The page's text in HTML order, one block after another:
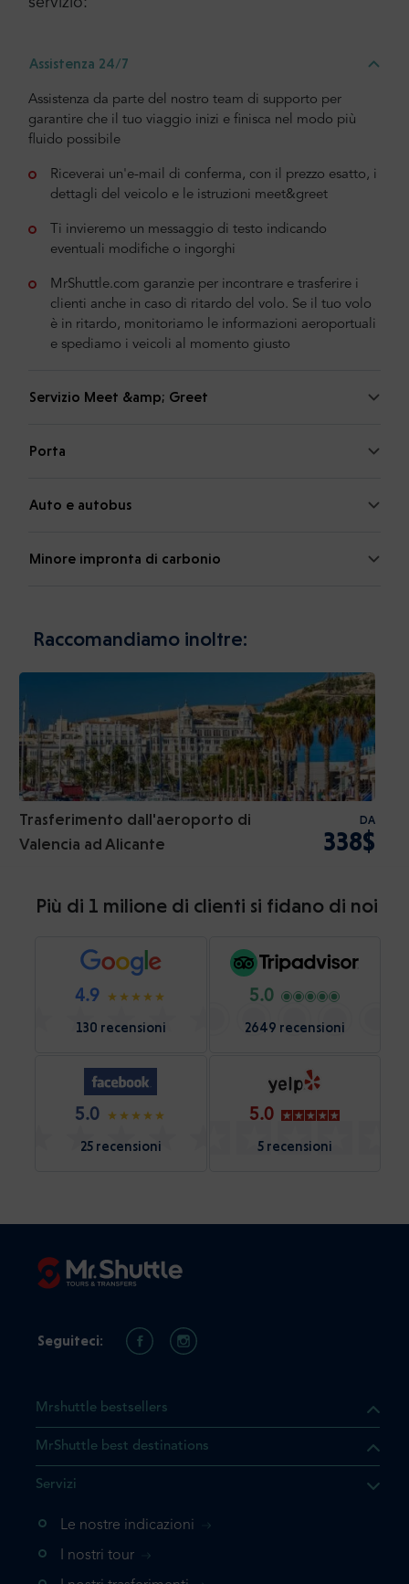
Assistenza 24/7
Assistenza da parte del nostro team di supporto per
garantire che il tuo viaggio inizi e finisca nel modo più
fluido possibile
Riceverai un'e-mail di conferma, con il prezzo esatto, i
dettagli del veicolo e le istruzioni meet&greet
Ti invieremo un messaggio di testo indicando
eventuali modifiche o ingorghi
MrShuttle.com garanzie per incontrare e trasferire i
clienti anche in caso di ritardo del volo. Se il tuo volo
è in ritardo, monitoriamo le informazioni aeroportuali
e spediamo i veicoli al momento giusto
Servizio Meet &amp; Greet
Porta
Auto e autobus
Minore impronta di carbonio
Raccomandiamo inoltre:
Trasferimento dall'aeroporto di
Valencia ad Alicante
DA
338$
Più di 1 milione di clienti si fidano di noi
4.9
130 recensioni
5.0
2649 recensioni
5.0
25 recensioni
5.0
5 recensioni
il prodotto che state
nuovamente, la
Mrshuttle bestsellers
MrShuttle best destinations
Servizi
Le nostre indicazioni
I nostri tour
Seguiteci: